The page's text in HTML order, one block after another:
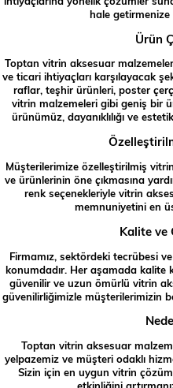
hale getirmenize
Ürün
Toptan vitrin aksesuar
ve ticari ihtiyaçları karşılayacak
raflar, teşhir ürünleri, poster
vitrin malzemeleri gibi geniş bir
ürünümüz, dayanıklılığı ve
Müşterilerimize özelleştirilmiş
ve ürünlerinin öne çıkmasına
renk seçenekleriyle vitrin
memnuniyetini en
Kalite ve
Firmamız, sektördeki tecrübesi
konumdadır. Her aşamada
güvenilir ve uzun ömürlü vitrin
güvenilirliğimizle müşterilerimizin
Toptan vitrin aksesuar
yelpazemiz ve müşteri odaklı
Sizin için en uygun vitrin